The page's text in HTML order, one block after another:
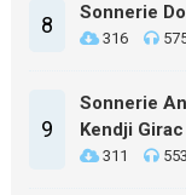
8 Sonnerie
316
9
Sonnerie
Kendji Girac
311